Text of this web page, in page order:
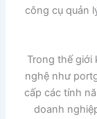
công cụ quản
Trong thế giới
nghệ như
cấp các tính
doanh